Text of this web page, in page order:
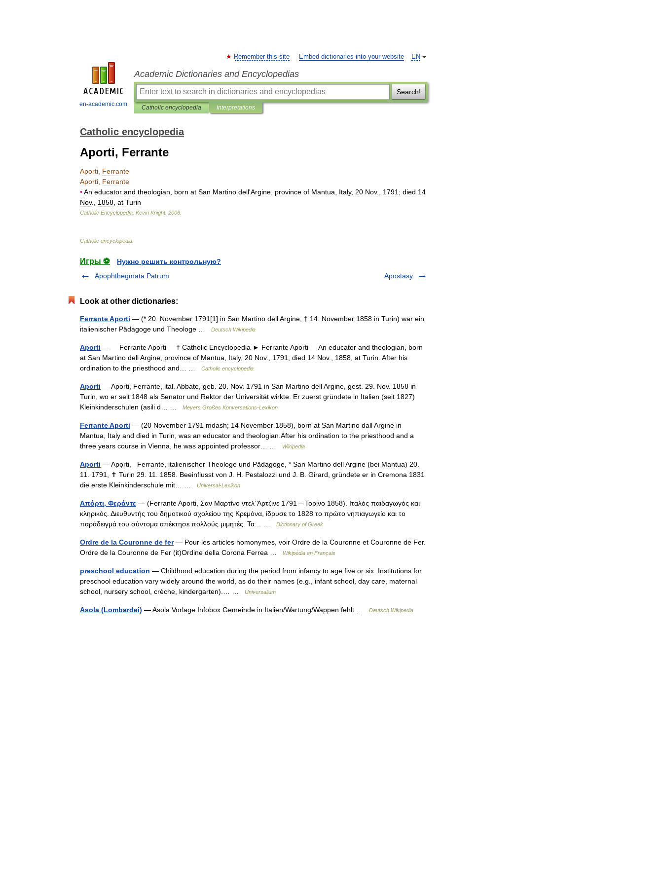
en-academic.com
EN
Remember this site Embed dictionaries into your website
Academic Dictionaries and Encyclopedias
Search!
Catholic encyclopedia Interpretations
Catholic encyclopedia
Aporti, Ferrante
Aporti Ferrante
Aporti Ferrante
•An educator and theologian born at San Martino dell'Argine province of Mantua Italy, 20 Nov., 1791 ; died 14
Nov., 1858 at Turin
Catholic Encyclopedia Kevin Knight. 2006
Catholic encyclopedia
Игры ⚽
Нужно решить контрольную?
Apophthegmata Patrum
Apostasy
Look at other dictionaries:
Ferrante Aporti — (* 20. November 1791[1] in San Martino dell Argine; † 14. November 1858 in Turin) war ein
italienischer Pädagoge und Theologe …
Deutsch Wikipedia
Aporti — Ferrante Aporti † Catholic Encyclopedia ► Ferrante Aporti An educator and theologian, born
at San Martino dell Argine, province of Mantua, Italy, 20 Nov., 1791; died 14 Nov., 1858, at Turin. After his
ordination to the priesthood and… …
Catholic encyclopedia
Aporti — Aporti, Ferrante, ital. Abbate, geb. 20. Nov. 1791 in San Martino dell Argine, gest. 29. Nov. 1858 in
Turin, wo er seit 1848 als Senator und Rektor der Universität wirkte. Er zuerst gründete in Italien (seit 1827)
Kleinkinderschulen (asili d… …
Meyers Großes Konversations-Lexikon
Ferrante Aporti — (20 November 1791 mdash; 14 November 1858), born at San Martino dall Argine in
Mantua, Italy and died in Turin, was an educator and theologian.After his ordination to the priesthood and a
three years course in Vienna, he was appointed professor… …
Wikipedia
Aporti — Apọrti, Ferrante, italienischer Theologe und Pädagoge, * San Martino dell Argine (bei Mantua) 20.
11. 1791, ✝ Turin 29. 11. 1858. Beeinflusst von J. H. Pestalozzi und J. B. Girard, gründete er in Cremona 1831
die erste Kleinkinderschule mit… …
Universal-Lexikon
Απόρτι, Φεράντε — (Ferrante Aporti, Σαν Μαρτίνο ντελ’ Άρτζινε 1791 – Τορίνο 1858). Ιταλός παιδαγωγός και
κληρικός. Διευθυντής του δημοτικού σχολείου της Κρεμόνα, ίδρυσε το 1828 το πρώτο νηπιαγωγείο και το
παράδειγμά του σύντομα απέκτησε πολλούς μιμητές. Τα… …
Dictionary of Greek
Ordre de la Couronne de fer— Pour les articles homonymes, voir Ordre de la Couronne et Couronne de Fer.
Ordre de la Couronne de Fer (it)Ordine della Corona Ferrea …
Wikipédia en Français
preschool education — Childhood education during the period from infancy to age five or six. Institutions for
preschool education vary widely around the world, as do their names (e.g., infant school, day care, maternal
school, nursery school, crèche, kindergarten).… …
Universalium
Asola (Lombardei) — Asola Vorlage:Infobox Gemeinde in Italien/Wartung/Wappen fehlt … Deutsch Wikipedia